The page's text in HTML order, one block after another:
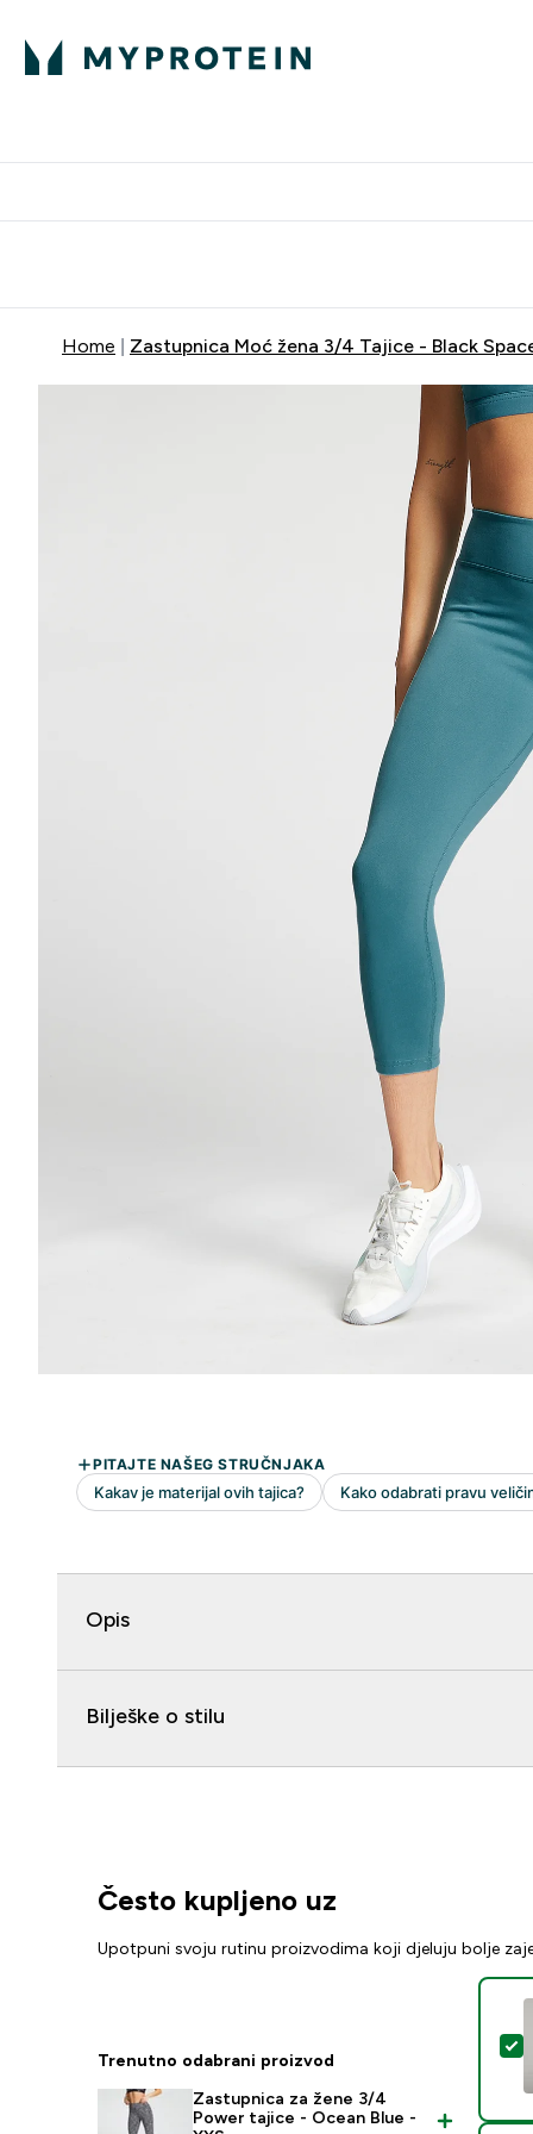
Home Zastupnica Moć žena 3/4 Tajice - Black
Opis
Bilješke o stilu
Često kupljeno uz
Upotpuni svoju rutinu proizvodima koji djeluju bolje
Trenutno odabrani proizvod
Zastupnica za žene 3/4
Power tajice - Ocean Blue -